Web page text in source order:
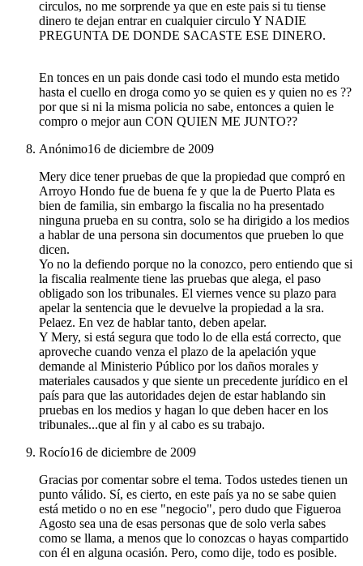
circulos, no me sorprende ya que en este pais si tu tiense
dinero te dejan entrar en cualquier circulo Y NADIE
PREGUNTA DE DONDE SACASTE ESE DINERO.
En tonces en un pais donde casi todo el mundo esta metido
hasta el cuello en droga como yo se quien es y quien no es ??
por que si ni la misma policia no sabe, entonces a quien le
compro o mejor aun CON QUIEN ME JUNTO??
Anónimo16 de diciembre de 2009
Mery dice tener pruebas de que la propiedad que compró en
Arroyo Hondo fue de buena fe y que la de Puerto Plata es
bien de familia, sin embargo la fiscalia no ha presentado
ninguna prueba en su contra, solo se ha dirigido a los medios
a hablar de una persona sin documentos que prueben lo que
dicen.
Yo no la defiendo porque no la conozco, pero entiendo que si
la fiscalia realmente tiene las pruebas que alega, el paso
obligado son los tribunales. El viernes vence su plazo para
apelar la sentencia que le devuelve la propiedad a la sra.
Pelaez. En vez de hablar tanto, deben apelar.
Y Mery, si está segura que todo lo de ella está correcto, que
aproveche cuando venza el plazo de la apelación yque
demande al Ministerio Público por los daños morales y
materiales causados y que siente un precedente jurídico en el
país para que las autoridades dejen de estar hablando sin
pruebas en los medios y hagan lo que deben hacer en los
tribunales...que al fin y al cabo es su trabajo.
Rocío16 de diciembre de 2009
Gracias por comentar sobre el tema. Todos ustedes tienen un
punto válido. Sí, es cierto, en este país ya no se sabe quien
está metido o no en ese "negocio", pero dudo que Figueroa
Agosto sea una de esas personas que de solo verla sabes
como se llama, a menos que lo conozcas o hayas compartido
con él en alguna ocasión. Pero, como dije, todo es posible.